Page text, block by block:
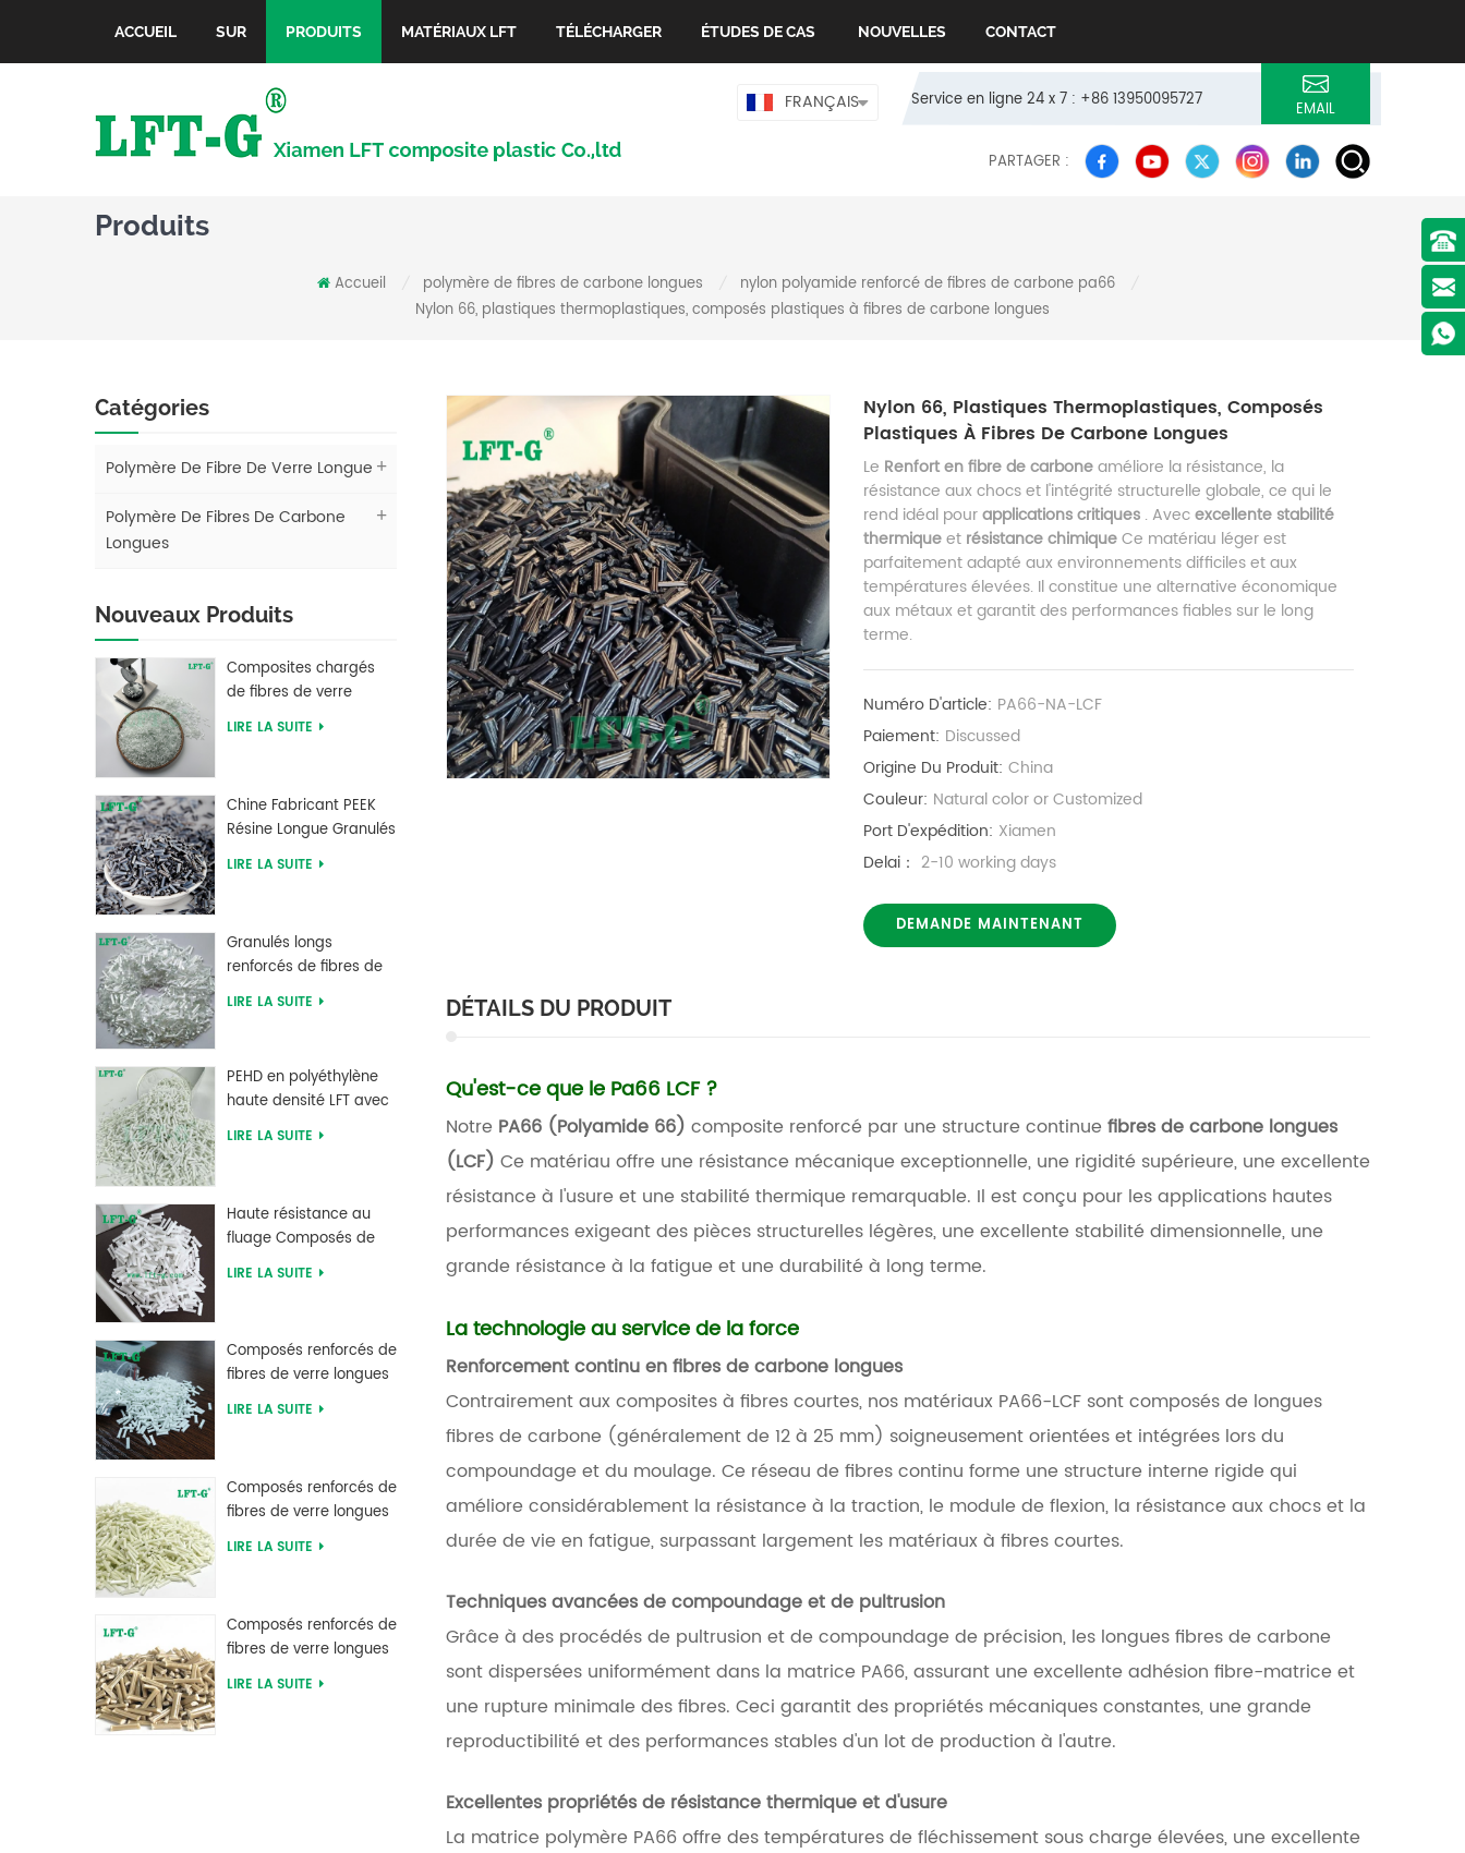
ACCUEIL SUR PRODUITS MATÉRIAUX LFT TÉLÉCHARGER ÉTUDES DE CAS NOUVELLES CONTACT
Service en ligne 24 x 7 : +86 13950095727 EMAIL
FRANÇAIS
PARTAGER :
Produits
Accueil polymère de fibres de carbone longues nylon polyamide renforcé de fibres de carbone pa66
Nylon 66, plastiques thermoplastiques, composés plastiques à fibres de carbone longues
Catégories
Polymère De Fibre De Verre Longue
Polymère De Fibres De Carbone
Longues
Nouveaux Produits
Composites chargés
de fibres de verre
longues en
LIRE LA SUITE
Chine Fabricant PEEK
Résine Longue Granulés
Renforcés De Fibres De
LIRE LA SUITE
Granulés longs
renforcés de fibres de
verre PLA à acide
LIRE LA SUITE
PEHD en polyéthylène
haute densité LFT avec
longue fibre de verre
LIRE LA SUITE
Haute résistance au
fluage Composés de
fibres de verre longues
LIRE LA SUITE
Composés renforcés de
fibres de verre longues
en polybutylène
LIRE LA SUITE
Composés renforcés de
fibres de verre longues
en polyphtalamide PPA
LIRE LA SUITE
Composés renforcés de
fibres de verre longues
en sulfure de
LIRE LA SUITE
Nylon 66, Plastiques Thermoplastiques, Composés
Plastiques À Fibres De Carbone Longues
Le Renfort en fibre de carboneaméliore la résistance, la
résistance aux chocs et l'intégrité structurelle globale, ce qui le
rend idéal pourapplications critiques . Avecexcellente stabilité
thermiqueet résistance chimiqueCe matériau léger est
parfaitement adapté aux environnements difficiles et aux
températures élevées. Il constitue une alternative économique
aux métaux et garantit des performances fiables sur le long
terme.
Numéro D'article: PA66-NA-LCF
Paiement: Discussed
Origine Du Produit: China
Couleur: Natural color or Customized
Port D'expédition: Xiamen
Delai： 2-10 working days
DEMANDE MAINTENANT
DÉTAILS DU PRODUIT
Qu'est-ce que le Pa66 LCF ?
Notre PA66 (Polyamide 66) composite renforcé par une structure continue fibres de carbone longues
(LCF) Ce matériau offre une résistance mécanique exceptionnelle, une rigidité supérieure, une excellente
résistance à l'usure et une stabilité thermique remarquable. Il est conçu pour les applications hautes
performances exigeant des pièces structurelles légères, une excellente stabilité dimensionnelle, une
grande résistance à la fatigue et une durabilité à long terme.
La technologie au service de la force
Renforcement continu en fibres de carbone longues
Contrairement aux composites à fibres courtes, nos matériaux PA66-LCF sont composés de longues
fibres de carbone (généralement de 12 à 25 mm) soigneusement orientées et intégrées lors du
compoundage et du moulage. Ce réseau de fibres continu forme une structure interne rigide qui
améliore considérablement la résistance à la traction, le module de flexion, la résistance aux chocs et la
durée de vie en fatigue, surpassant largement les matériaux à fibres courtes.
Techniques avancées de compoundage et de pultrusion
Grâce à des procédés de pultrusion et de compoundage de précision, les longues fibres de carbone
sont dispersées uniformément dans la matrice PA66, assurant une excellente adhésion fibre-matrice et
une rupture minimale des fibres. Ceci garantit des propriétés mécaniques constantes, une grande
reproductibilité et des performances stables d'un lot de production à l'autre.
Excellentes propriétés de résistance thermique et d'usure
La matrice polymère PA66 offre des températures de fléchissement sous charge élevées, une excellente